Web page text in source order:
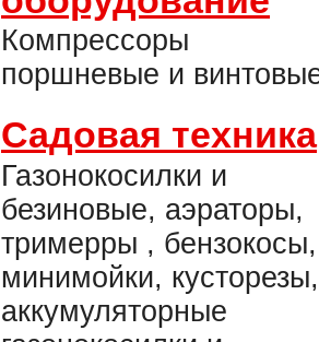
Компрессоры
поршневые и
Садовая техника
Газонокосилки и
безиновые, аэраторы,
тримерры , бензокосы,
минимойки, кусторезы,
аккумуляторные